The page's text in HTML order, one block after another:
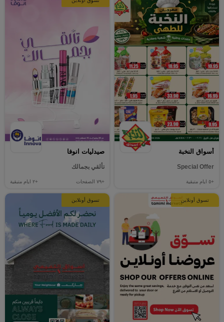
أسواق النخبة
Special Offer
+٥ ايام متبقية
صيدليات انوفا
تألقي بجمالك
+٧٩ الصفحات +٢ ايام متبقية
تسوق أونلاين تسوق أونلاين